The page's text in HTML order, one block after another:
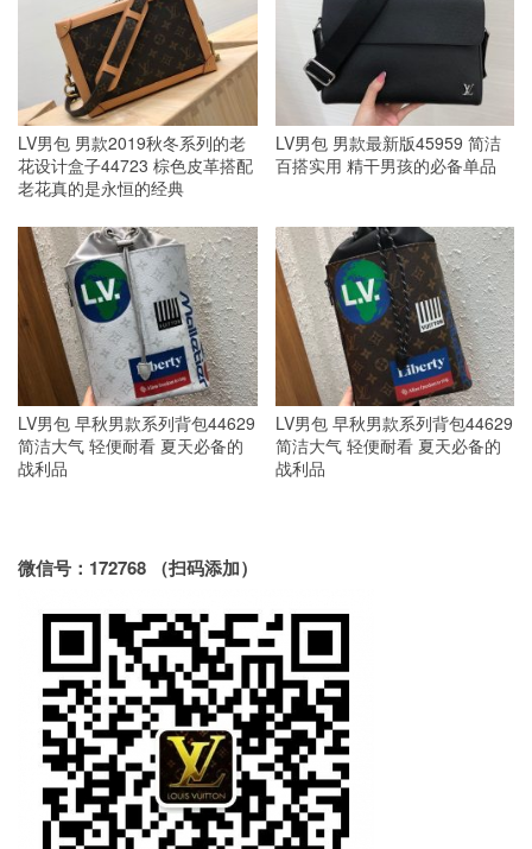
LV男包 男款2019秋冬系列的老
花设计盒子44723 棕色皮革搭配
老花真的是永恒的经典
LV男包 男款最新版45959 简洁
百搭实用 精干男孩的必备单品
LV男包 早秋男款系列背包44629
简洁大气 轻便耐看 夏天必备的
战利品
LV男包 早秋男款系列背包44629
简洁大气 轻便耐看 夏天必备的
战利品
微信号：172768 （扫码添加）